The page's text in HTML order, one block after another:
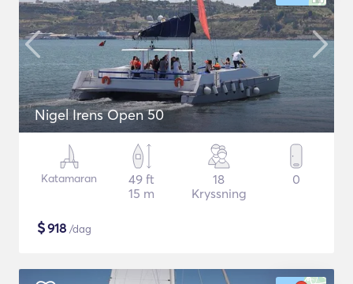
Nigel Irens Open 50
Katamaran
49 ft
15 m
18
Kryssning
0
$918 /dag